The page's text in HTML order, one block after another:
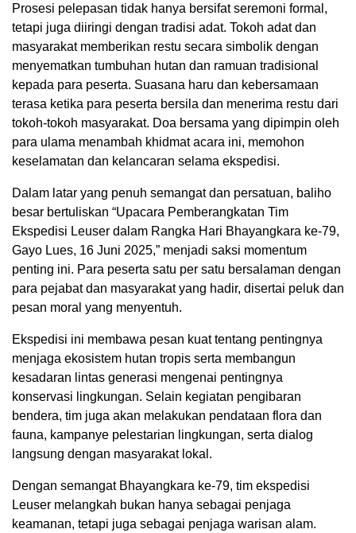
Prosesi pelepasan tidak hanya bersifat seremoni formal,
tetapi juga diiringi dengan tradisi adat. Tokoh adat dan
masyarakat memberikan restu secara simbolik dengan
menyematkan tumbuhan hutan dan ramuan tradisional
kepada para peserta. Suasana haru dan kebersamaan
terasa ketika para peserta bersila dan menerima restu dari
tokoh-tokoh masyarakat. Doa bersama yang dipimpin oleh
para ulama menambah khidmat acara ini, memohon
keselamatan dan kelancaran selama ekspedisi.
Dalam latar yang penuh semangat dan persatuan, baliho
besar bertuliskan “Upacara Pemberangkatan Tim
Ekspedisi Leuser dalam Rangka Hari Bhayangkara ke-79,
Gayo Lues, 16 Juni 2025,” menjadi saksi momentum
penting ini. Para peserta satu per satu bersalaman dengan
para pejabat dan masyarakat yang hadir, disertai peluk dan
pesan moral yang menyentuh.
Ekspedisi ini membawa pesan kuat tentang pentingnya
menjaga ekosistem hutan tropis serta membangun
kesadaran lintas generasi mengenai pentingnya
konservasi lingkungan. Selain kegiatan pengibaran
bendera, tim juga akan melakukan pendataan flora dan
fauna, kampanye pelestarian lingkungan, serta dialog
langsung dengan masyarakat lokal.
Dengan semangat Bhayangkara ke-79, tim ekspedisi
Leuser melangkah bukan hanya sebagai penjaga
keamanan, tetapi juga sebagai penjaga warisan alam.